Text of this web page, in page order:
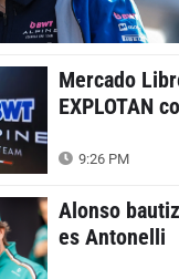
Mercado
EXPLOTAN
9:26 PM
Alonso
es Antonelli